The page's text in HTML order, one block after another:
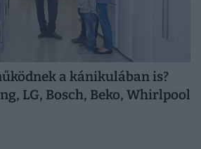
a kánikulában is?
LG, Bosch, Beko, Whirlpool